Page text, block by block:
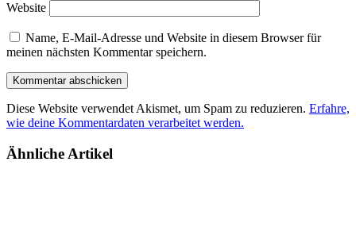
Website
Name, E-Mail-Adresse und Website in diesem Browser für
meinen nächsten Kommentar speichern.
Diese Website verwendet Akismet, um Spam zu reduzieren. Erfahre,
wie deine Kommentardaten verarbeitet werden.
Ähnliche Artikel